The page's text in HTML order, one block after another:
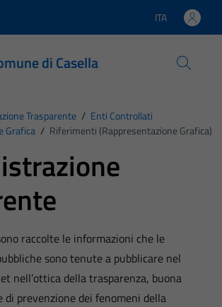
Lingua attiva:
ITA
di Casella
Trasparente / Enti Controllati
Grafica / Riferimenti (Rappresentazione Grafica)
raccolte le informazioni che le
sono tenute a pubblicare nel
nell’ottica della trasparenza, buona
prevenzione dei fenomeni della